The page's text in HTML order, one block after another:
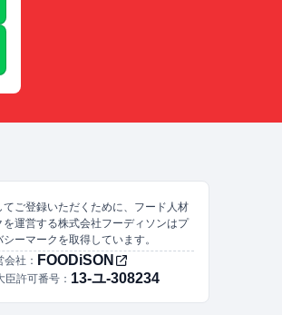
てご登録いただくために、フード人材
を運営する株式会社フーディソンはプ
シーマークを取得しています。
会社： FOODiSON
臣許可番号： 13-ユ-308234